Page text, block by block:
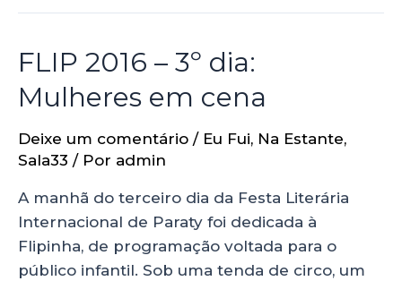
FLIP 2016 – 3º dia:
Mulheres em cena
Deixe um comentário / Eu Fui, Na Estante,
Sala33 / Por admin
A manhã do terceiro dia da Festa Literária
Internacional de Paraty foi dedicada à
Flipinha, de programação voltada para o
público infantil. Sob uma tenda de circo, um